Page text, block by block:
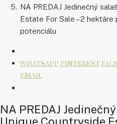
NA PREDAJ Jedinečný
Estate For Sale – 2
potenciálu
WHATSAPP PINTEREST
EMAIL
NA PREDAJ
Unique Countryside